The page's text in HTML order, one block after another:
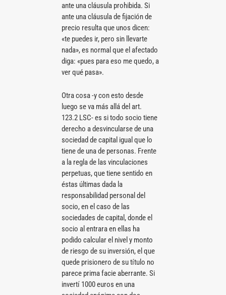
ante una cláusula prohibida. Si
ante una cláusula de fijación de
precio resulta que unos dicen:
«te puedes ir, pero sin llevarte
nada», es normal que el afectado
diga: «pues para eso me quedo, a
ver qué pasa».
Otra cosa -y con esto desde
luego se va más allá del art.
123.2 LSC- es si todo socio tiene
derecho a desvincularse de una
sociedad de capital igual que lo
tiene de una de personas. Frente
a la regla de las vinculaciones
perpetuas, que tiene sentido en
éstas últimas dada la
responsabilidad personal del
socio, en el caso de las
sociedades de capital, donde el
socio al entrara en ellas ha
podido calcular el nivel y monto
de riesgo de su inversión, el que
quede prisionero de su título no
parece prima facie aberrante. Si
invertí 1000 euros en una